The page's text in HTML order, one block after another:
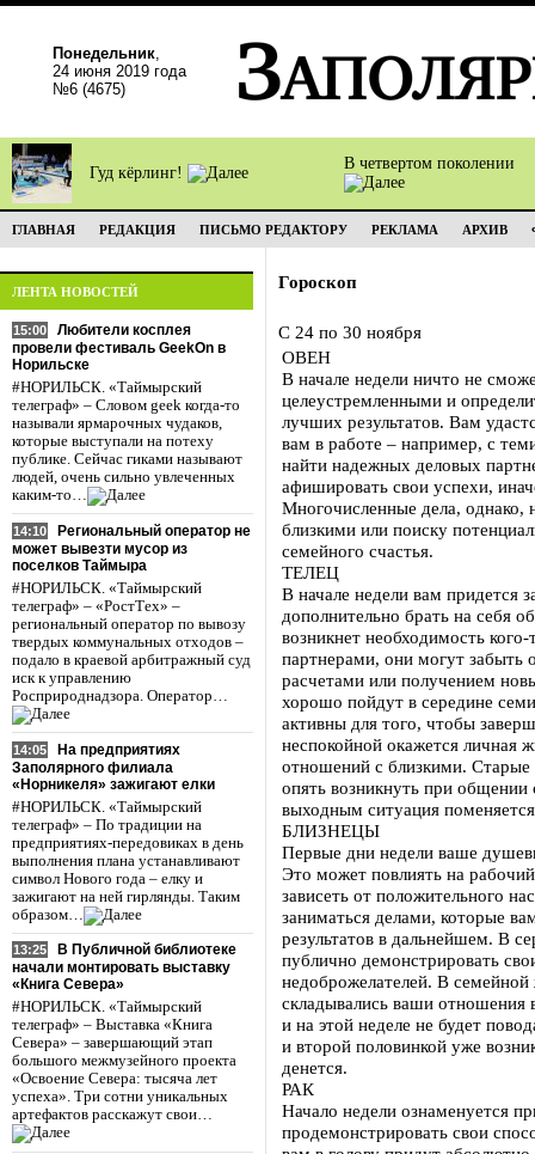
Понедельник,
24 июня 2019 года
№6 (4675)
Гуд кёрлинг!
В четвертом поколении
ГЛАВНАЯ РЕДАКЦИЯ ПИСЬМО РЕДАКТОРУ РЕКЛАМА АРХИВ
ЛЕНТА НОВОСТЕЙ
15:00
Любители косплея
провели фестиваль GeekOn в
Норильске
#НОРИЛЬСК. «Таймырский
телеграф» – Словом geek когда-то
называли ярмарочных чудаков,
которые выступали на потеху
публике. Сейчас гиками называют
людей, очень сильно увлеченных
каким-то…
14:10
Региональный оператор не
может вывезти мусор из
поселков Таймыра
#НОРИЛЬСК. «Таймырский
телеграф» – «РостТех» –
региональный оператор по вывозу
твердых коммунальных отходов –
подало в краевой арбитражный суд
иск к управлению
Росприроднадзора. Оператор…
14:05
На предприятиях
Заполярного филиала
«Норникеля» зажигают елки
#НОРИЛЬСК. «Таймырский
телеграф» – По традиции на
предприятиях-передовиках в день
выполнения плана устанавливают
символ Нового года – елку и
зажигают на ней гирлянды. Таким
образом…
13:25
В Публичной библиотеке
начали монтировать выставку
«Книга Севера»
#НОРИЛЬСК. «Таймырский
телеграф» – Выставка «Книга
Севера» – завершающий этап
большого межмузейного проекта
«Освоение Севера: тысяча лет
успеха». Три сотни уникальных
артефактов расскажут свои…
Гороскоп
С 24 по 30 ноября
ОВЕН
В начале недели ничто не
целеустремленными и
лучших результатов. Вам
вам в работе – например, с
найти надежных деловых
афишировать свои успехи,
Многочисленные дела,
близкими или поиску
семейного счастья.
ТЕЛЕЦ
В начале недели вам придется
дополнительно брать на себя
возникнет необходимость
партнерами, они могут забыть
расчетами или получением
хорошо пойдут в середине
активны для того, чтобы
неспокойной окажется личная
отношений с близкими.
опять возникнуть при
выходным ситуация
БЛИЗНЕЦЫ
Первые дни недели ваше
Это может повлиять на
зависеть от положительного
заниматься делами, которые
результатов в дальнейшем. В
публично демонстрировать
недоброжелателей. В семейной
складывались ваши отношения
и на этой неделе не будет
и второй половинкой уже
денется.
РАК
Начало недели ознаменуется
продемонстрировать свои